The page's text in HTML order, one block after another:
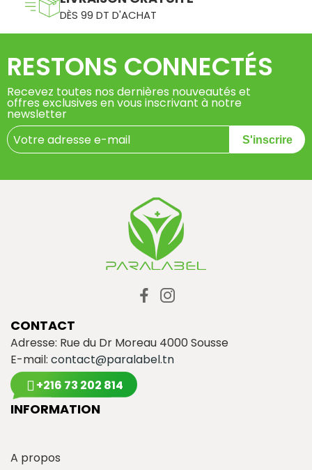
DÈS 99 DT D'ACHAT
RESTONS CONNECTÉS
Recevez toutes nos dernières nouveautés et
offres exclusives en vous inscrivant à notre
newsletter
S'inscrire
CONTACT
Adresse: Rue du Dr Moreau 4000 Sousse
E-mail: contact@paralabel.tn
+216 73 202 814
INFORMATION
A propos